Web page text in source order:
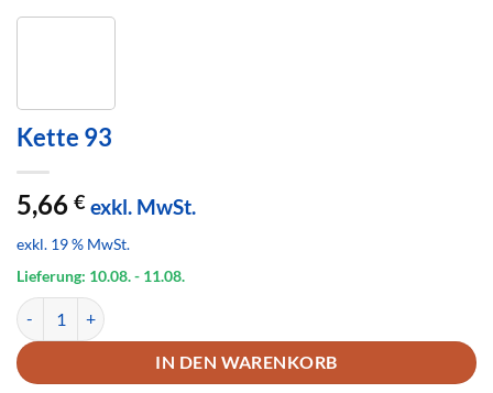
Kette 93
5,66 € exkl. MwSt.
exkl. 19 % MwSt.
Lieferung: 10.08.- 11.08.
Kette 93 Menge
IN DEN WARENKORB